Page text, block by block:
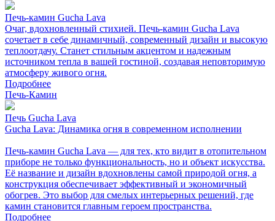
Печь-камин Gucha Lava
Очаг, вдохновленный стихией. Печь-камин Gucha Lava
сочетает в себе динамичный, современный дизайн и высокую
теплоотдачу. Станет стильным акцентом и надежным
источником тепла в вашей гостиной, создавая неповторимую
атмосферу живого огня.
Подробнее
Печь-Камин
Печь Gucha Lava
Gucha Lava: Динамика огня в современном исполнении
Печь-камин Gucha Lava — для тех, кто видит в отопительном
приборе не только функциональность, но и объект искусства.
Её название и дизайн вдохновлены самой природой огня, а
конструкция обеспечивает эффективный и экономичный
обогрев. Это выбор для смелых интерьерных решений, где
камин становится главным героем пространства.
Подробнее